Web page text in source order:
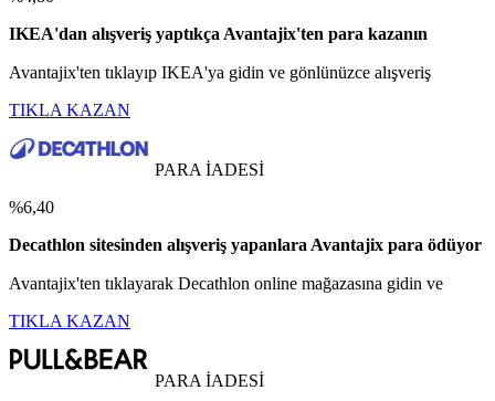
IKEA'dan alışveriş yaptıkça Avantajix'ten para kazanın
Avantajix'ten tıklayıp IKEA'ya gidin ve gönlünüzce alışveriş
TIKLA KAZAN
PARA İADESİ
%6,40
Decathlon sitesinden alışveriş yapanlara Avantajix para ödüyor
Avantajix'ten tıklayarak Decathlon online mağazasına gidin ve
TIKLA KAZAN
PARA İADESİ